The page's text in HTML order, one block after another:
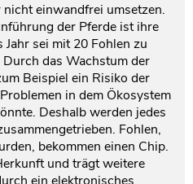
einwandfrei umsetzen.
der Pferde ist ihre
Jahr sei mit 20 Fohlen zu
das Wachstum der
Beispiel ein Risiko der
in dem Ökosystem
Deshalb werden jedes
Fohlen,
bekommen einen Chip.
und trägt weitere